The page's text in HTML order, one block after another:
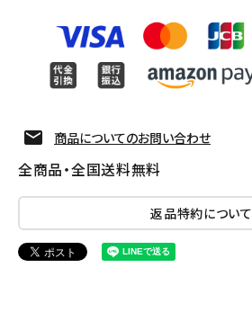
Follow us
商品についてのお問い合わせ
全商品・全国送料無料
返品特約について